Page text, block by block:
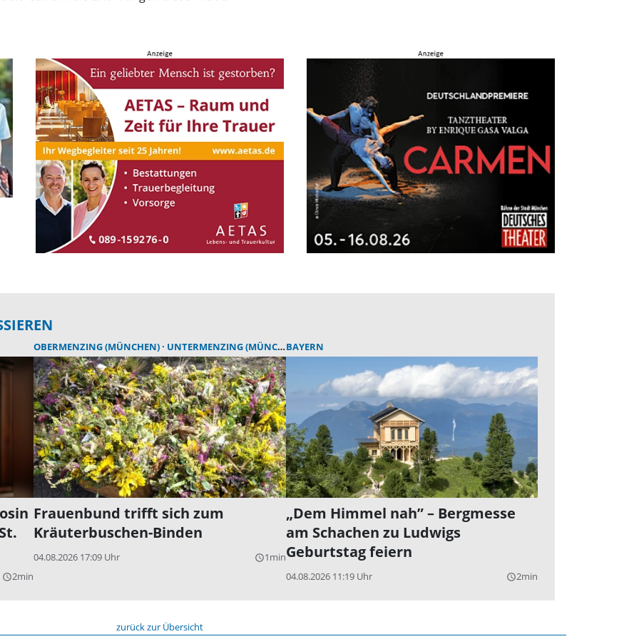
query_builder2min
OBERMENZING (MÜNCHEN) UNTERMENZING (MÜNCHEN)
Frauenbund trifft sich zum
Kräuterbuschen-Binden
04.08.2026 17:09 Uhr query_builder1min
BAYERN
„Dem Himmel nah” – Bergmesse
am Schachen zu Ludwigs
Geburtstag feiern
04.08.2026 11:19 Uhr query_builder2min
zurück zur Übersicht